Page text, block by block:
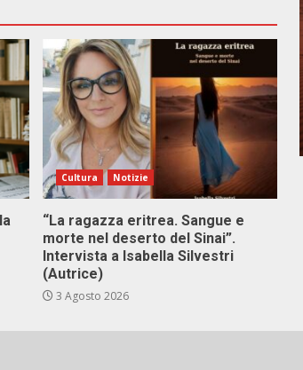
Cultura Notizie
“La ragazza eritrea. Sangue e
morte nel deserto del Sinai”.
Intervista a Isabella Silvestri
(Autrice)
3 Agosto 2026